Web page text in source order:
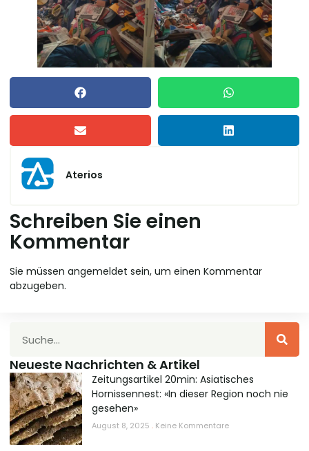
Aterios
Schreiben Sie einen
Kommentar
Sie müssen angemeldet sein, um einen Kommentar
abzugeben.
Neueste Nachrichten & Artikel
Zeitungsartikel 20min: Asiatisches
Hornissennest: «In dieser Region noch nie
gesehen»
August 8, 2025 Keine Kommentare